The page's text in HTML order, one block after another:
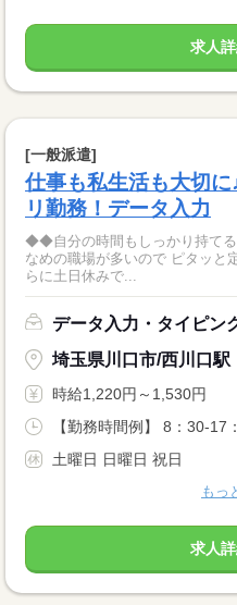
求人
[一般派遣]
仕事も私生活も大切
リ勤務！データ入力
◆◆自分の時間もしっかり持てる♪データ入
なめの職場が多いので ピタッと
らに土日休みで...
データ入力・タイピン
埼玉県川口市/西川口駅
時給1,220円～1,530円
【勤務時間例】 8：30-
土曜日 日曜日 祝日
もっ
求人